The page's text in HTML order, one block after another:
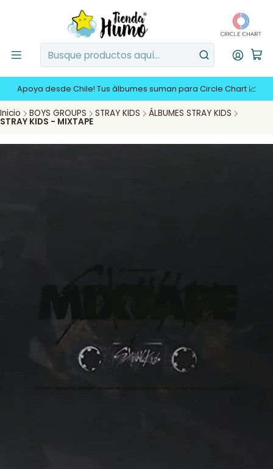
Apoya desde Chile! Tus álbumes suman para Circle Chart 📈
Inicio BOYS GROUPS STRAY KIDS ÁLBUMES STRAY KIDS
STRAY KIDS - MIXTAPE